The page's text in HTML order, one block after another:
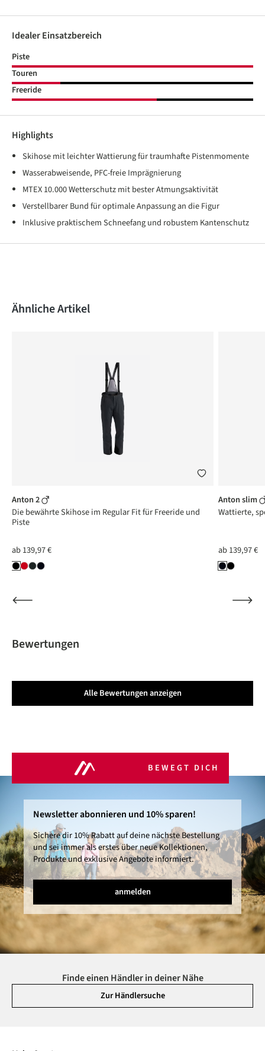
Idealer Einsatzbereich
Piste
Touren
Freeride
Highlights
Skihose mit leichter Wattierung für traumhafte Pistenmomente
Wasserabweisende, PFC-freie Imprägnierung
MTEX 10.000 Wetterschutz mit bester Atmungsaktivität
Verstellbarer Bund für optimale Anpassung an die Figur
Inklusive praktischem Schneefang und robustem Kantenschutz
Produktgalerie überspringen
Ähnliche Artikel
Anton 2
Die bewährte Skihose im Regular Fit für Freeride und
Piste
ab139,97 €
Anton slim
Wattierte,
ab139,97 €
Bewertungen
Alle Bewertungen anzeigen
BEWEGT DICH
Newsletter abonnieren und 10% sparen!
Sichere dir 10% Rabatt auf deine nächste Bestellung
und sei immer als erstes über neue Kollektionen,
Produkte und exklusive Angebote informiert.
anmelden
Finde einen Händler in deiner Nähe
Zur Händlersuche